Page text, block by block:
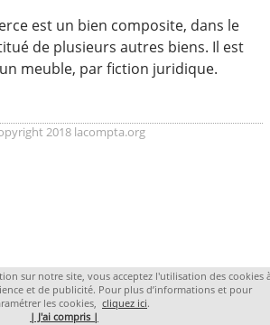
est un bien composite, dans le
de plusieurs autres biens. Il est
meuble, par fiction juridique.
2018 lacompta.org
sur notre site, vous acceptez l'utilisation des cookies
et de publicité. Pour plus d’informations et pour
les cookies, cliquez ici.
| J'ai compris |